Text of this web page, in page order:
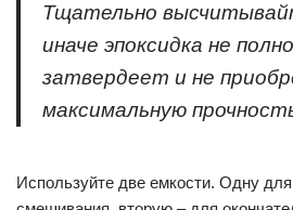
Тщательно
иначе эпоксидка не
затвердеет и не
максимальную
Используйте две емкости. Одну для